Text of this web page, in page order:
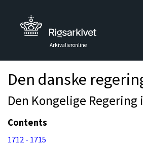
Arkivalieronline
Den danske
Den Kongelige
Contents
1712 - 1715